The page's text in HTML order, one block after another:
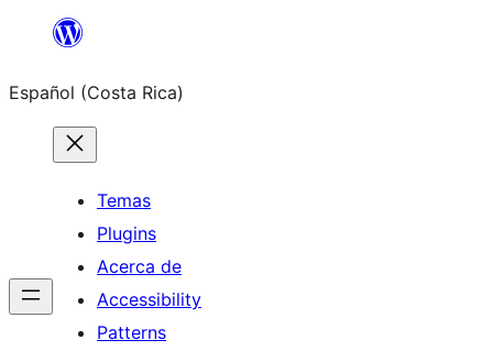
Saltar
contenido
Español (Costa Rica)
Temas
Plugins
Acerca de
Accessibility
Patterns